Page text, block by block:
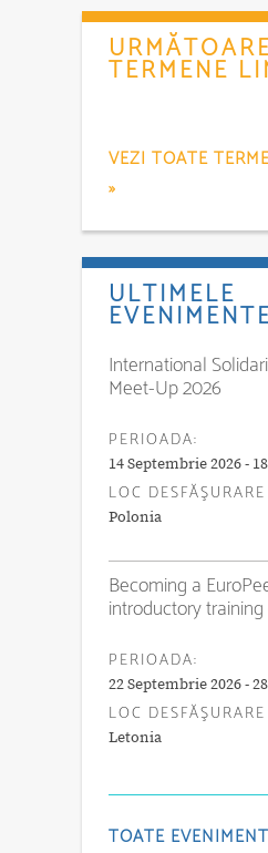
TERMENE
VEZI TOATE
»
ULTIMELE
International
Meet-Up 2026
PERIOADA:
14 Septembrie 2026 -
LOC DESFĂŞURARE
Polonia
Becoming a
introductory
PERIOADA:
22 Septembrie 2026 -
LOC DESFĂŞURARE
Letonia
TOATE